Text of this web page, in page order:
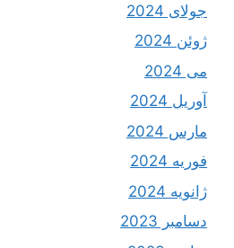
جولای 2024
ژوئن 2024
می 2024
آوریل 2024
مارس 2024
فوریه 2024
ژانویه 2024
دسامبر 2023